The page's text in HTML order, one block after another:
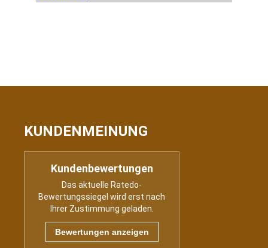
KUNDENMEINUNG
Kundenbewertungen
Das aktuelle Ratedo-
Bewertungssiegel wird erst nach
Ihrer Zustimmung geladen.
Bewertungen anzeigen